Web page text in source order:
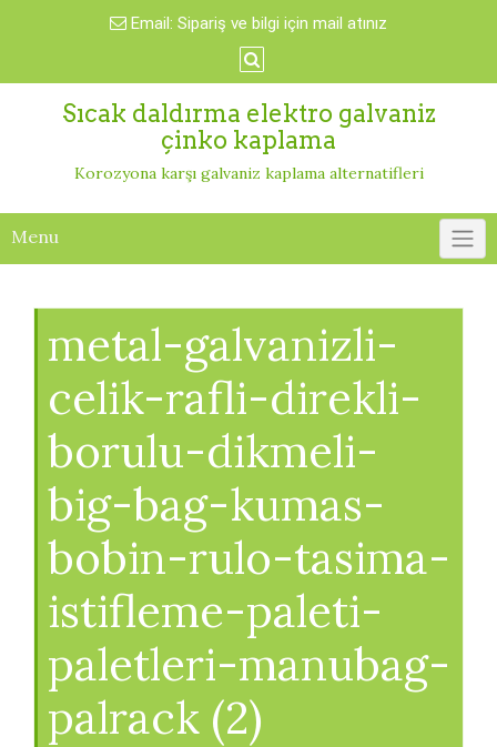
Email: Sipariş ve bilgi için mail atınız
Sıcak daldırma elektro galvaniz
çinko kaplama
Korozyona karşı galvaniz kaplama alternatifleri
Menu
metal-galvanizli-
celik-rafli-direkli-
borulu-dikmeli-
big-bag-kumas-
bobin-rulo-tasima-
istifleme-paleti-
paletleri-manubag-
palrack (2)